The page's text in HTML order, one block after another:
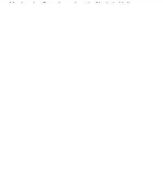
Magisterio Potosino plantel Ciudad Valles y se